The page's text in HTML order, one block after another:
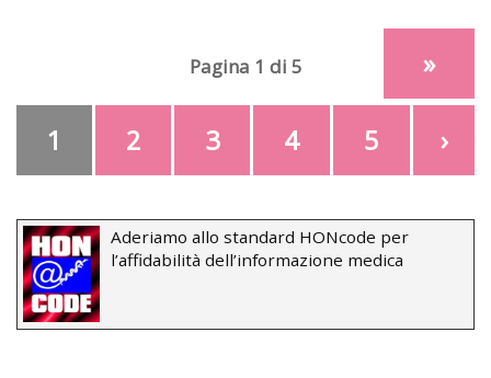
Pagina 1 di 5
1 2 3 4 5 ›
»
Aderiamo allo standard HONcode per
l’affidabilità dell’informazione medica